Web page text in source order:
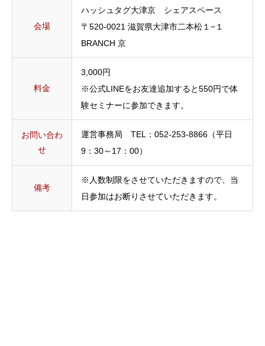
会場
ハッシュタグ大津京 シェアスペース
〒520-0021 滋賀県大津市二本松１−１
BRANCH 京
料金
3,000円
※公式LINEをお友達追加すると550円で体
験セミナーに参加できます。
お問い合わ
せ
運営事務局 TEL：052-253-8866（平日
9：30～17：00）
備考
※人数制限をさせていただきますので、当
日参加はお断りさせていただきます。